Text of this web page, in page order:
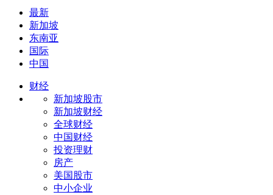
最新
新加坡
东南亚
国际
中国
财经
新加坡股市
新加坡财经
全球财经
中国财经
投资理财
房产
美国股市
中小企业